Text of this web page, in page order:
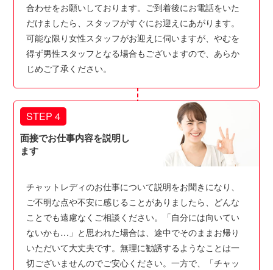
合わせをお願いしております。ご到着後にお電話をいた
だけましたら、スタッフがすぐにお迎えにあがります。
可能な限り女性スタッフがお迎えに伺いますが、やむを
得ず男性スタッフとなる場合もございますので、あらか
じめご了承ください。
STEP 4
面接でお仕事内容を説明し
ます
チャットレディのお仕事について説明をお聞きになり、
ご不明な点や不安に感じることがありましたら、どんな
ことでも遠慮なくご相談ください。「自分には向いてい
ないかも…」と思われた場合は、途中でそのままお帰り
いただいて大丈夫です。無理に勧誘するようなことは一
切ございませんのでご安心ください。一方で、「チャッ